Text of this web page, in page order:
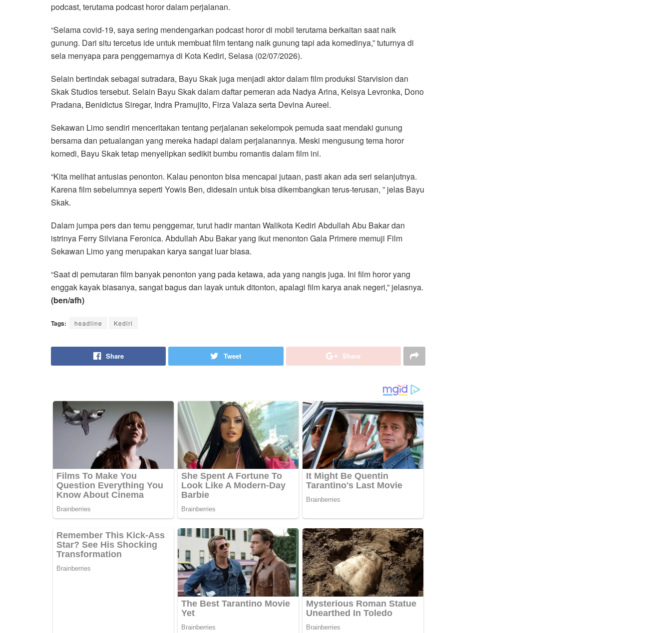
podcast, terutama podcast horor dalam perjalanan.
“Selama covid-19, saya sering mendengarkan podcast horor di mobil terutama berkaitan saat naik
gunung. Dari situ tercetus ide untuk membuat film tentang naik gunung tapi ada komedinya,” tuturnya di
sela menyapa para penggemarnya di Kota Kediri, Selasa (02/07/2026).
Selain bertindak sebagai sutradara, Bayu Skak juga menjadi aktor dalam film produksi Starvision dan
Skak Studios tersebut. Selain Bayu Skak dalam daftar pemeran ada Nadya Arina, Keisya Levronka, Dono
Pradana, Benidictus Siregar, Indra Pramujito, Firza Valaza serta Devina Aureel.
Sekawan Limo sendiri menceritakan tentang perjalanan sekelompok pemuda saat mendaki gunung
bersama dan petualangan yang mereka hadapi dalam perjalanannya. Meski mengusung tema horor
komedi, Bayu Skak tetap menyelipkan sedikit bumbu romantis dalam film ini.
“Kita melihat antusias penonton. Kalau penonton bisa mencapai jutaan, pasti akan ada seri selanjutnya.
Karena film sebelumnya seperti Yowis Ben, didesain untuk bisa dikembangkan terus-terusan, ” jelas Bayu
Skak.
Dalam jumpa pers dan temu penggemar, turut hadir mantan Walikota Kediri Abdullah Abu Bakar dan
istrinya Ferry Silviana Feronica. Abdullah Abu Bakar yang ikut menonton Gala Primere memuji Film
Sekawan Limo yang merupakan karya sangat luar biasa.
“Saat di pemutaran film banyak penonton yang pada ketawa, ada yang nangis juga. Ini film horor yang
enggak kayak biasanya, sangat bagus dan layak untuk ditonton, apalagi film karya anak negeri,” jelasnya.
(ben/afh)
Tags: headline Kediri
Share Tweet Share